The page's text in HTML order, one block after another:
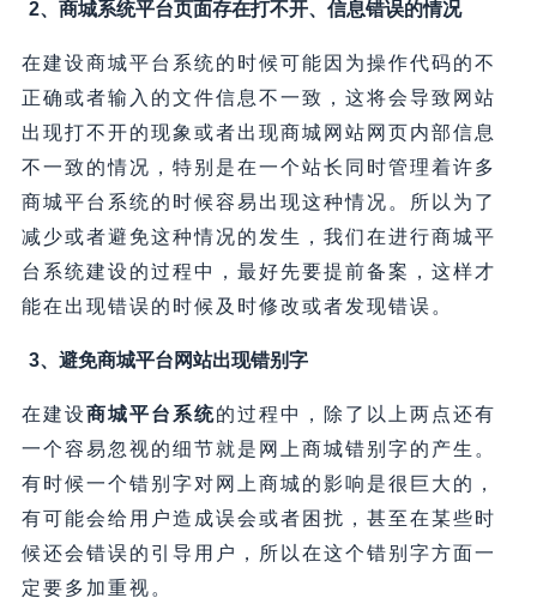
2、商城系统平台页面存在打不开、信息错误的情况
在建设商城平台系统的时候可能因为操作代码的不
正确或者输入的文件信息不一致，这将会导致网站
出现打不开的现象或者出现商城网站网页内部信息
不一致的情况，特别是在一个站长同时管理着许多
商城平台系统的时候容易出现这种情况。所以为了
减少或者避免这种情况的发生，我们在进行商城平
台系统建设的过程中，最好先要提前备案，这样才
能在出现错误的时候及时修改或者发现错误。
3、避免商城平台网站出现错别字
在建设商城平台系统的过程中，除了以上两点还有
一个容易忽视的细节就是网上商城错别字的产生。
有时候一个错别字对网上商城的影响是很巨大的，
有可能会给用户造成误会或者困扰，甚至在某些时
候还会错误的引导用户，所以在这个错别字方面一
定要多加重视。